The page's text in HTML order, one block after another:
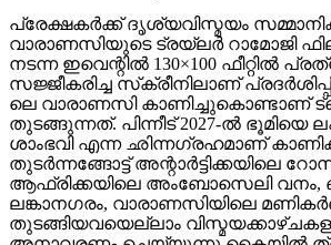
പ്രേക്ഷകർക്ക് ദൃശ്യവിസ്മയം
വാരാണസിയുടെ ട്രയ്ലർ റാമോജി
നടന്ന ഇവെന്റിൽ 130×100 ഫീറ്റിൽ
സജ്ജീകരിച്ച സ്‌ക്രീനിലാണ്
ലെ വാരാണസി കാണിച്ചുകൊണ്ടാണ്
തുടങ്ങുന്നത്. പിന്നീട് 2027-ല്‍ ഭൂമിയെ
ശാംഭവി എന്ന ഛിന്നഗ്രഹമാണ്
തുടര്‍ന്നങ്ങോട്ട്
ആഫ്രിക്കയിലെ അംബോസെലി വനം,
ലങ്കാനഗരം, വാരാണസിയിലെ
തുടങ്ങിയവയെല്ലാം